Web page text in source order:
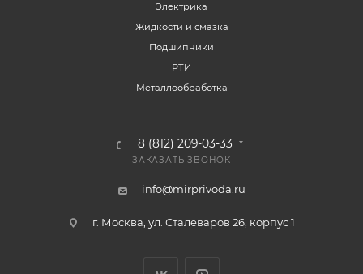
Электрика
Жидкости и смазка
Подшипники
РТИ
Металлообработка
8 (812) 209-03-33
ЗАКАЗАТЬ ЗВОНОК
info@mirprivoda.ru
г. Москва, ул. Сталеваров 26, корпус 1